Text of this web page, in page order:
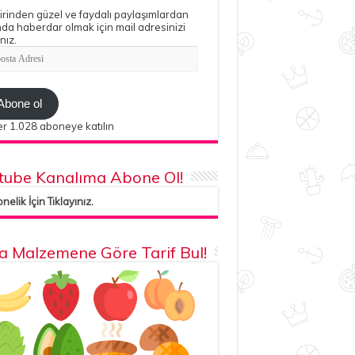
güzel ve faydalı paylaşımlardan
haberdar olmak için mail adresinizi
ol
1.028 aboneye katılın
Kanalıma Abone Ol!
İçin Tıklayınız.
Malzemene Göre Tarif Bul!